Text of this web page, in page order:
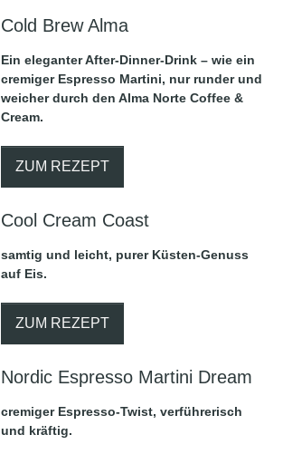
Cold Brew Alma
Ein eleganter After-Dinner-Drink – wie ein
cremiger Espresso Martini, nur runder und
weicher durch den Alma Norte Coffee &
Cream.
ZUM REZEPT
Cool Cream Coast
samtig und leicht, purer Küsten-Genuss
auf Eis.
ZUM REZEPT
Nordic Espresso Martini Dream
cremiger Espresso-Twist, verführerisch
und kräftig.